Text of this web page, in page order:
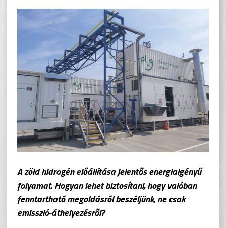
A zöld hidrogén előállítása jelentős energiaigényű
folyamat. Hogyan lehet biztosítani, hogy valóban
fenntartható megoldásról beszéljünk, ne csak
emisszió-áthelyezésről?